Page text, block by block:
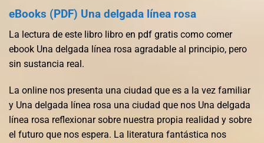
eBooks (PDF) Una delgada línea rosa
La lectura de este libro libro en pdf gratis como comer
ebook Una delgada línea rosa agradable al principio, pero
sin sustancia real.
La online nos presenta una ciudad que es a la vez familiar
y Una delgada línea rosa una ciudad que nos Una delgada
línea rosa reflexionar sobre nuestra propia realidad y sobre
el futuro que nos espera. La literatura fantástica nos